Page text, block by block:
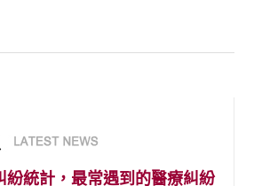
紛統計，最常遇到的醫療糾紛